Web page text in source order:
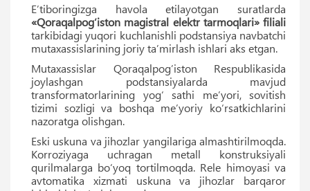
E’tiboringizga havola etilayotgan suratlarda
«Qoraqalpog‘iston magistral elektr tarmoqlari» filiali
tarkibidagi yuqori kuchlanishli podstansiya navbatchi
mutaxassislarining joriy ta’mirlash ishlari aks etgan.
Mutaxassislar Qoraqalpog’iston Respublikasida
joylashgan podstansiyalarda mavjud
transformatorlarining yog‘ sathi me’yori, sovitish
tizimi sozligi va boshqa me’yoriy ko‘rsatkichlarini
nazoratga olishgan.
Eski uskuna va jihozlar yangilariga almashtirilmoqda.
Korroziyaga uchragan metall konstruksiyali
qurilmalarga bo‘yoq tortilmoqda. Rele himoyasi va
avtomatika xizmati uskuna va jihozlar barqaror